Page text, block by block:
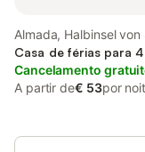
Almada, Halbinsel von
Casa de férias para
Cancelamento
A partir de€ 53por